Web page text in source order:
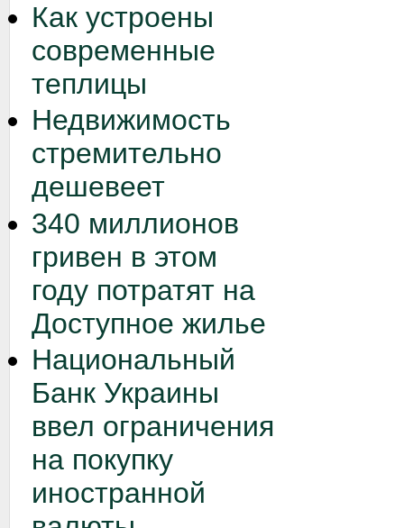
Как устроены
современные
теплицы
Недвижимость
стремительно
дешевеет
340 миллионов
гривен в этом
году потратят на
Доступное жилье
Национальный
Банк Украины
ввел ограничения
на покупку
иностранной